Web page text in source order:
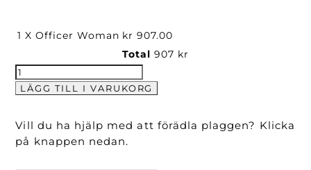
1 X Officer Woman kr 907.00
Total907 kr
Officer
Woman
LÄGG TILL I VARUKORG
Vill du ha hjälp med att förädla plaggen? Klicka
på knappen nedan.